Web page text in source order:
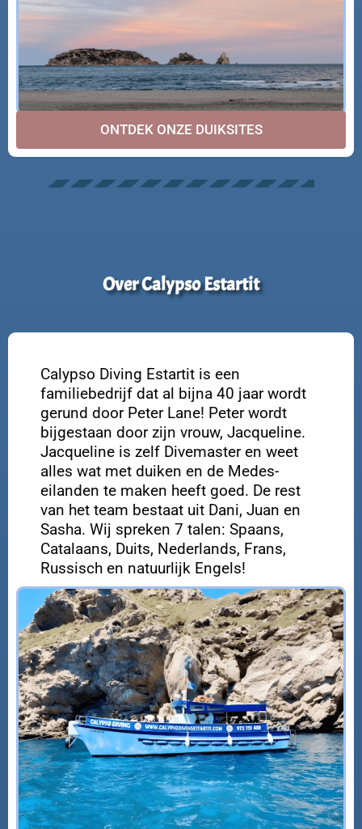
ONTDEK ONZE DUIKSITES
Over Calypso Estartit
Calypso Diving Estartit is een
familiebedrijf dat al bijna 40 jaar wordt
gerund door Peter Lane! Peter wordt
bijgestaan door zijn vrouw, Jacqueline.
Jacqueline is zelf Divemaster en weet
alles wat met duiken en de Medes-
eilanden te maken heeft goed. De rest
van het team bestaat uit Dani, Juan en
Sasha. Wij spreken 7 talen: Spaans,
Catalaans, Duits, Nederlands, Frans,
Russisch en natuurlijk Engels!